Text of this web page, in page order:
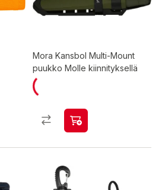
Mora Kansbol Multi-Mount
puukko Molle kiinnityksellä